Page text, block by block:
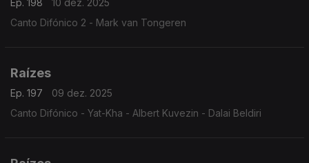
Ep. 198
10 dez. 2025
Canto Difónico 2 - Mark van Tongeren
Raízes
Ep. 197
09 dez. 2025
Canto Difónico - Yat-Kha - Albert Kuvezin - Dalai Beldiri